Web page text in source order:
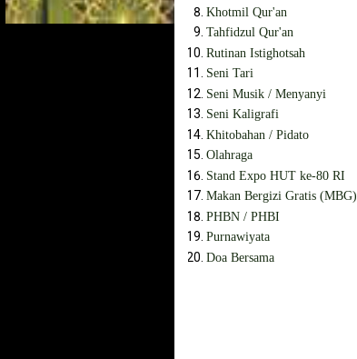
Khotmil Qur'an
Tahfidzul Qur'an
Rutinan Istighotsah
Seni Tari
Seni Musik / Menyanyi
Seni Kaligrafi
Khitobahan / Pidato
Olahraga
Stand Expo HUT ke-80 RI
Makan Bergizi Gratis (MBG)
PHBN / PHBI
Purnawiyata
Doa Bersama